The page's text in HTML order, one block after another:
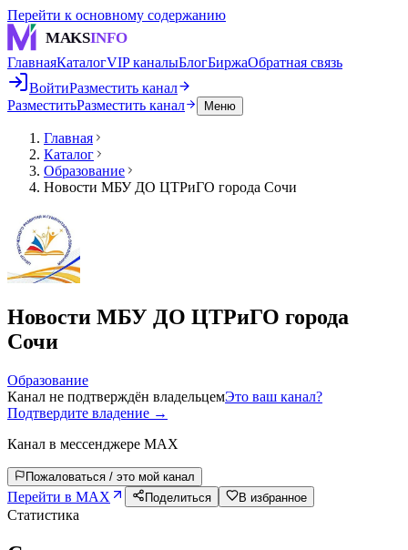
Перейти к основному содержанию
MAKSINFO
ГлавнаяКаталогVIP каналыБлогБиржаОбратная связь
ВойтиРазместить канал
РазместитьРазместить канал Меню
Главная
Каталог
Образование
Новости МБУ ДО ЦТРиГО города Сочи
Новости МБУ ДО ЦТРиГО города
Сочи
Образование
Канал не подтверждён владельцемЭто ваш канал?
Подтвердите владение →
Канал в мессенджере MAX
Пожаловаться / это мой канал
Перейти в MAX Поделиться В избранное
Статистика